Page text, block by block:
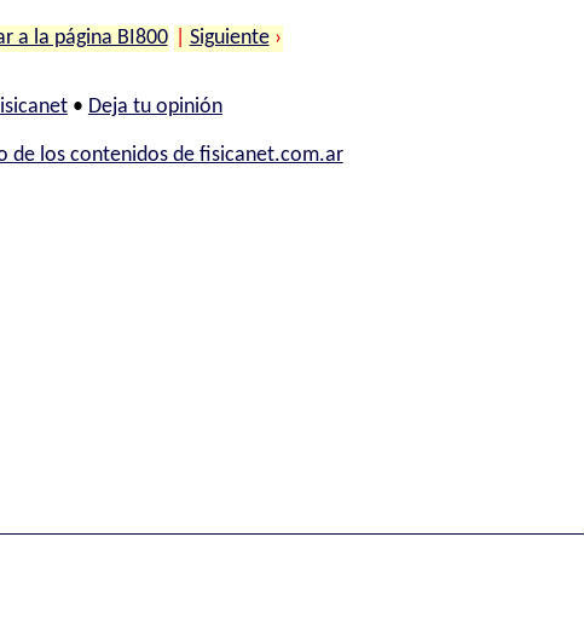
a la página BI800 Siguiente ›
• Deja tu opinión
de los contenidos de fisicanet.com.ar